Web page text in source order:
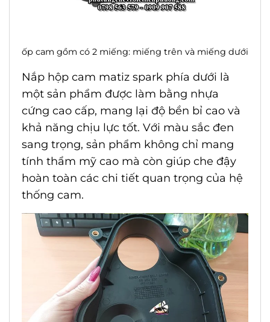
ốp cam gồm có 2 miếng: miếng trên và miếng dưới
Nắp hộp cam matiz spark phía dưới là
một sản phẩm được làm bằng nhựa
cứng cao cấp, mang lại độ bền bỉ cao và
khả năng chịu lực tốt. Với màu sắc đen
sang trọng, sản phẩm không chỉ mang
tính thẩm mỹ cao mà còn giúp che đậy
hoàn toàn các chi tiết quan trọng của hệ
thống cam.